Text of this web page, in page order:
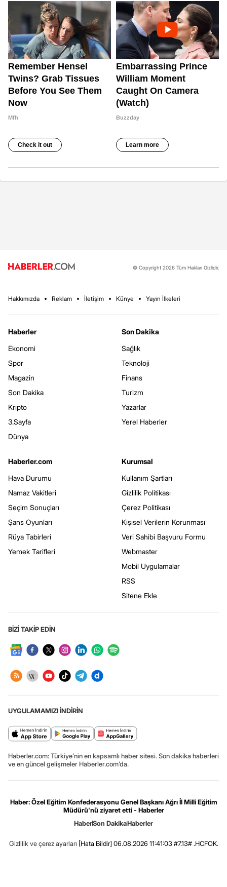
© Copyright 2026 Tüm Hakları Gizlidir.
Hakkımızda Reklam İletişim Künye Yayın İlkeleri
Haberler
Ekonomi
Spor
Magazin
Son Dakika
Kripto
3.Sayfa
Dünya
Son Dakika
Sağlık
Teknoloji
Finans
Turizm
Yazarlar
Yerel Haberler
Haberler.com
Hava Durumu
Namaz Vakitleri
Seçim Sonuçları
Şans Oyunları
Rüya Tabirleri
Yemek Tarifleri
Kurumsal
Kullanım Şartları
Gizlilik Politikası
Çerez Politikası
Kişisel Verilerin Korunması
Veri Sahibi Başvuru Formu
Webmaster
Mobil Uygulamalar
RSS
Sitene Ekle
BİZİ TAKİP EDİN
UYGULAMAMIZI İNDİRİN
Haberler.com: Türkiye’nin en kapsamlı haber sitesi. Son dakika haberleri
ve en güncel gelişmeler Haberler.com’da.
Haber: Özel Eğitim Konfederasyonu Genel Başkanı Ağrı İl Milli Eğitim
Müdürü'nü ziyaret etti - Haberler
HaberSon DakikaHaberler
Gizlilik ve çerez ayarları [Hata Bildir] 06.08.2026 11:41:03 #7.13# .HCFOK.